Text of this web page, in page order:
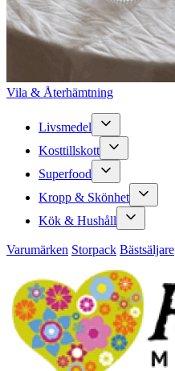
Vila & Återhämtning
Livsmedel
Kosttillskott
Superfood
Kropp & Skönhet
Kök & Hushåll
Varumärken Storpack Bästsäljare